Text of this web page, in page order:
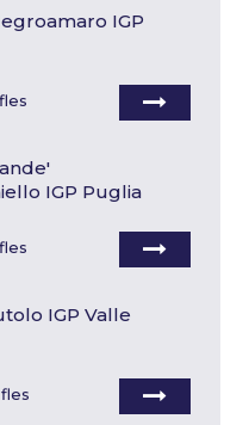
IGP
IGP Puglia
IGP Valle